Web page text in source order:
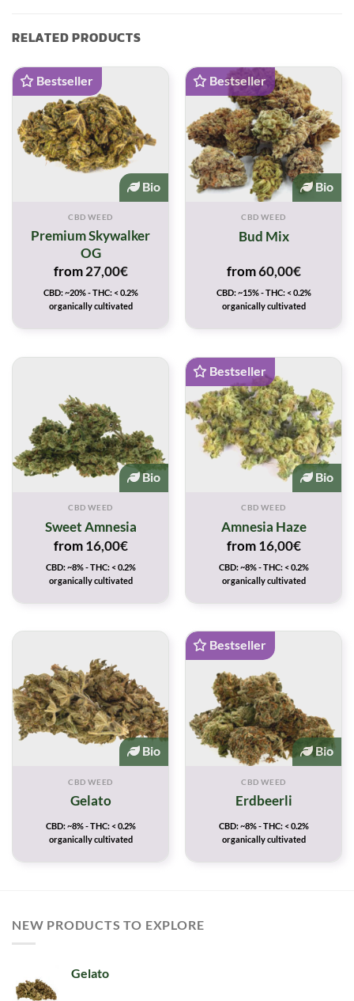
RELATED PRODUCTS
Bestseller
Bio
CBD WEED
Premium Skywalker
OG
from27,00€
CBD: ~20% - THC: < 0.2%
organically cultivated
Bestseller
Bio
CBD WEED
Bud Mix
from60,00€
CBD: ~15% - THC: < 0.2%
organically cultivated
Bio
CBD WEED
Sweet Amnesia
from16,00€
CBD: ~8% - THC: < 0.2%
organically cultivated
Bestseller
Bio
CBD WEED
Amnesia Haze
from16,00€
CBD: ~8% - THC: < 0.2%
organically cultivated
Bio
CBD WEED
Gelato
CBD: ~8% - THC: < 0.2%
organically cultivated
Bestseller
Bio
CBD WEED
Erdbeerli
CBD: ~8% - THC: < 0.2%
organically cultivated
NEW PRODUCTS TO EXPLORE
Gelato